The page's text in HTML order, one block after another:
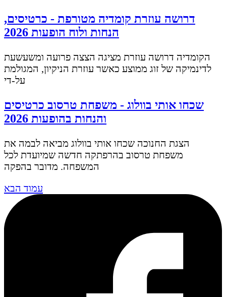
דרושה עוזרת קומדיה מטורפת - כרטיסים,
הנחות ולוח הופעות 2026
הקומדיה דרושה עוזרת מציגה הצצה פרועה ומשעשעת
לדינמיקה של זוג ממוצע כאשר עוזרת הניקיון, המגולמת
על-די
שכחו אותי בוולוג - משפחת טרסוב כרטיסים
והנחות בהופעות 2026
הצגת החנוכה שכחו אותי בוולוג מביאה לבמה את
משפחת טרסוב בהרפתקה חדשה שמיועדת לכל
המשפחה. מדובר בהפקה
עמוד הבא